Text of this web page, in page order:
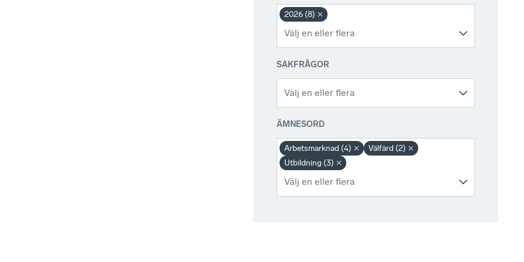
2026 (8)
SAKFRÅGOR
ÄMNESORD
Arbetsmarknad (4)
Välfärd (2)
Utbildning (3)